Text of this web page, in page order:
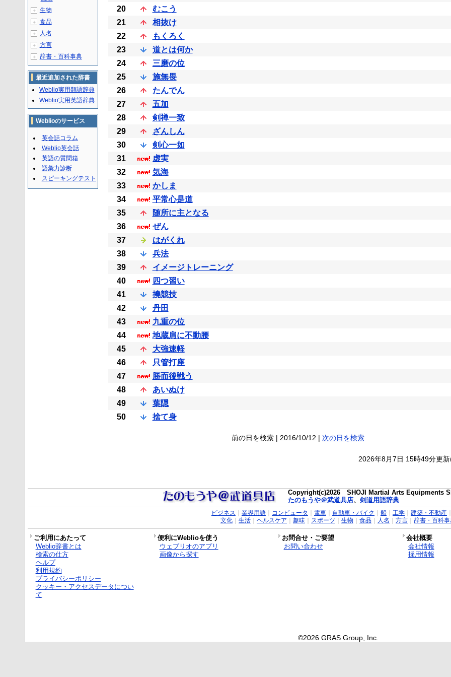
20
むこう
21
相抜け
22
もくろく
23
道とは何か
24
三磨の位
25
施無畏
26
たんでん
27
五加
28
剣禅一致
29
ざんしん
30
剣心一如
31
虚実
32
気海
33
かしま
34
平常心是道
35
随所に主となる
36
ぜん
37
はがくれ
38
兵法
39
イメージトレーニング
40
四つ習い
41
撓競技
42
丹田
43
九重の位
44
地蔵肩に不動腰
45
大強速軽
46
只管打座
47
勝而後戦う
48
あいぬけ
49
葉隠
50
捨て身
前の日を検索 | 2016/10/12 | 次の日を検索
2026年8月7日 15時49分更
＋ 生物
＋ 食品
＋ 人名
＋ 方言
＋ 辞書・百科事典
最近追加された辞書
Weblio実用類語辞典
Weblio実用英語辞典
Weblioのサービス
英会話コラム
Weblio英会話
英語の質問箱
語彙力診断
スピーキングテスト
Copyright(c)2026 SHOJI Martial Arts Equipments
たのもうや＠武道具店、 剣道用語辞典
ビジネス 業界用語｜ コンピュータ 電車｜ 自動車・バイク 船｜ 工学｜ 建築・不動産｜
文化｜ 生活｜ ヘルスケア 趣味｜ スポーツ 生物 食品｜ 人名 方言｜ 辞書・百科事
ご利用にあたって 便利にWeblioを使う お問合せ・ご要望 会社概要
Weblio辞書とは
検索の仕方
ヘルプ
利用規約
プライバシーポリシー
クッキー・アクセスデータについ
て
ウェブリオのアプリ
画像から探す
お問い合わせ
会社情報
採用情報
©2026 GRAS Group, Inc.